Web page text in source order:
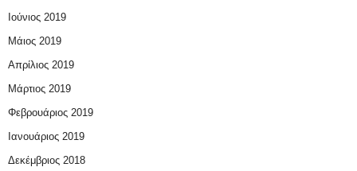
Ιούνιος 2019
Μάιος 2019
Απρίλιος 2019
Μάρτιος 2019
Φεβρουάριος 2019
Ιανουάριος 2019
Δεκέμβριος 2018